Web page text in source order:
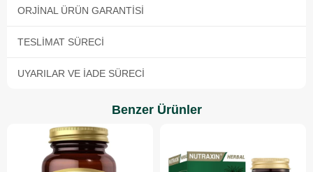
ORJINAL ÜRÜN GARANTISI
TESLIMAT SÜRECI
UYARILAR VE İADE SÜRECI
Benzer Ürünler